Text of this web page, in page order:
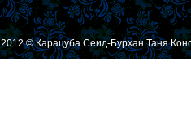
2012 © Карацуба Сеид-Бурхан Таня